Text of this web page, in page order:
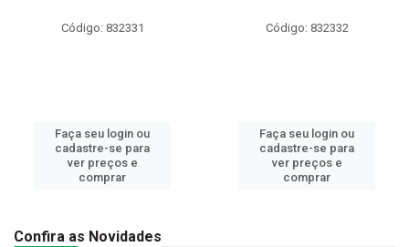
Código: 832331
Faça seu login ou
cadastre-se para
ver preços e
comprar
Código: 832332
Faça seu login ou
cadastre-se para
ver preços e
comprar
Confira as Novidades